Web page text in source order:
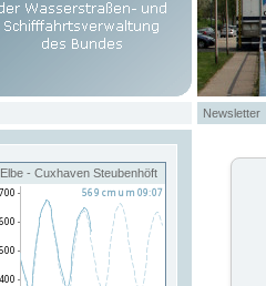
Newsletter
Elbe - Cuxhaven Steubenhöft